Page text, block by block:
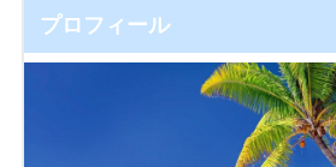
プロフィール